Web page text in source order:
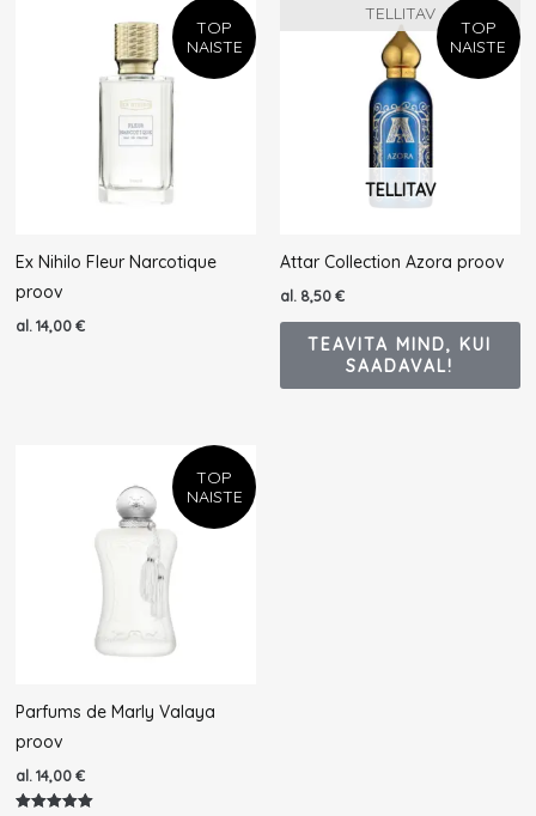
TOP
NAISTE
Ex Nihilo Fleur Narcotique
proov
al.14,00€
TOP
NAISTE
TELLITAV
TELLITAV
Attar Collection Azora proov
al. 8,50€
TEAVITA MIND, KUI
SAADAVAL!
TOP
NAISTE
Parfums de Marly Valaya
proov
al.14,00€